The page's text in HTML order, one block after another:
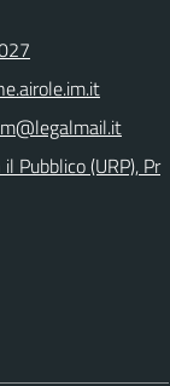
Pubblico (URP), Pr